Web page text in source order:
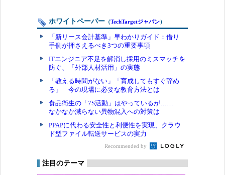
ホワイトペーパー （TechTargetジャパン）
「新リース会計基準」早わかりガイド：借り
手側が押さえるべき3つの重要事項
ITエンジニア不足を解消し採用のミスマッチを
防ぐ、「外部人材活用」の実態
「教える時間がない」「育成してもすぐ辞め
る」 今の現場に必要な教育方法とは
食品衛生の「7S活動」はやっているが……
なかなか減らない異物混入への対策は
PPAPに代わる安全性と利便性を実現、クラウ
ド型ファイル転送サービスの実力
Recommended by
注目のテーマ